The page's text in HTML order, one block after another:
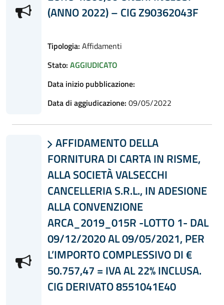
(ANNO 2022) – CIG Z90362043F
Tipologia: Affidamenti
Stato: AGGIUDICATO
Data inizio pubblicazione:
Data di aggiudicazione: 09/05/2022
 AFFIDAMENTO DELLA
FORNITURA DI CARTA IN RISME,
ALLA SOCIETÀ VALSECCHI
CANCELLERIA S.R.L., IN ADESIONE
ALLA CONVENZIONE
ARCA_2019_015R -LOTTO 1- DAL
09/12/2020 AL 09/05/2021, PER
L’IMPORTO COMPLESSIVO DI €
50.757,47 = IVA AL 22% INCLUSA.
CIG DERIVATO 8551041E40